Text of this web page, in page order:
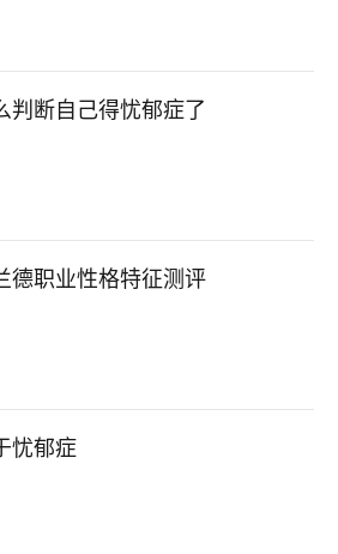
判断自己得忧郁症了
德职业性格特征测评
忧郁症